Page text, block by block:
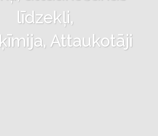
līdzekļi,
Attaukotāji